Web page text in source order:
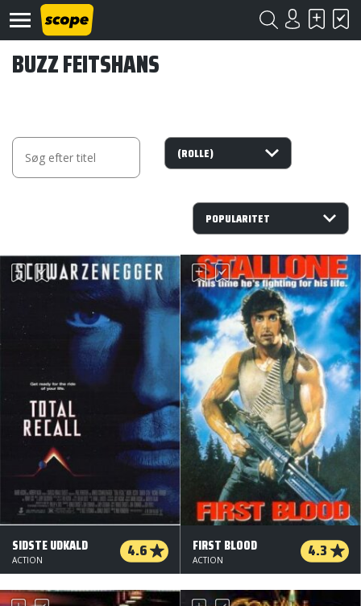
Om
©
Scope
2020
BUZZ FEITSHANS
SIDSTE UDKALD 4.6
ACTION
FIRST BLOOD 4.3
ACTION